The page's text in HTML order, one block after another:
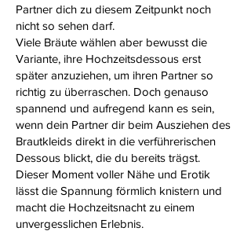
Partner dich zu diesem Zeitpunkt noch
nicht so sehen darf.
Viele Bräute wählen aber bewusst die
Variante, ihre Hochzeitsdessous erst
später anzuziehen, um ihren Partner so
richtig zu überraschen. Doch genauso
spannend und aufregend kann es sein,
wenn dein Partner dir beim Ausziehen des
Brautkleids direkt in die verführerischen
Dessous blickt, die du bereits trägst.
Dieser Moment voller Nähe und Erotik
lässt die Spannung förmlich knistern und
macht die Hochzeitsnacht zu einem
unvergesslichen Erlebnis.